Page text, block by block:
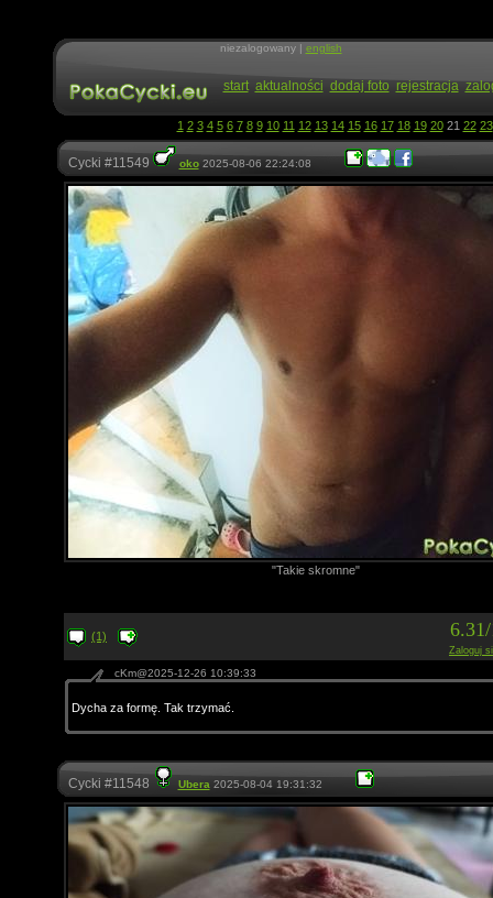
niezalogowany | english
start aktualności dodaj foto rejestracja
1 2 3 4 5 6 7 8 9 10 11 12 13 14 15 16 17 18 19 2021 22 23
Cycki #11549 oko2025-08-06 22:24:08
"Takie skromne"
(1)
Zaloguj
cKm@2025-12-26 10:39:33
Dycha za formę. Tak trzymać.
Cycki #11548 Ubera 2025-08-04 19:31:32